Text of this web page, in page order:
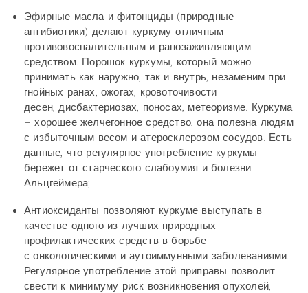
Эфирные масла и фитонциды (природные
антибиотики) делают куркуму отличным
противовоспалительным и ранозаживляющим
средством. Порошок куркумы, который можно
принимать как наружно, так и внутрь, незаменим при
гнойных ранах, ожогах, кровоточивости
десен, дисбактериозах, поносах, метеоризме. Куркума
– хорошее желчегонное средство, она полезна людям
с избыточным весом и атеросклерозом сосудов. Есть
данные, что регулярное употребление куркумы
бережет от старческого слабоумия и болезни
Альцгеймера;
Антиоксиданты позволяют куркуме выступать в
качестве одного из лучших природных
профилактических средств в борьбе
с онкологическими и аутоиммунными заболеваниями.
Регулярное употребление этой приправы позволит
свести к минимуму риск возникновения опухолей,